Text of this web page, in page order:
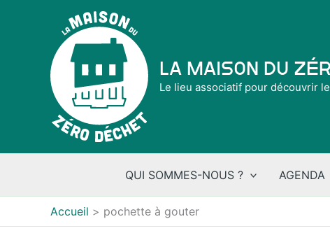
La Maison du
Le lieu associatif pour découvrir
QUI SOMMES-NOUS ? AGENDA
Accueil pochette à gouter